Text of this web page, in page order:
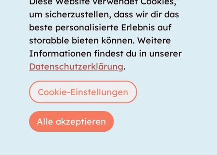
Oberösterreich, die sofort verfügbar sind?
Ja, im Bundesland Oberösterreich gibt es 79
Standorte, an denen Lagerräume sofort
bezugsbereit oder am nächsten Tag
bezugsbereit gemietet werden können. Bei
diesen Lagerräumen handelt es sich entweder
um digital zugängliche Self Storage
Lagerboxen oder verifizierte Lagerräume, die
direkt über die Vergleichsplattform von
storabble gemietet werden können.
um sicherzustellen, dass wir dir das
beste personalisierte Erlebnis auf
storabble bieten können. Weitere
Informationen findest du in unserer
Datenschutzerklärung.
Cookie-Einstellungen
Alle akzeptieren